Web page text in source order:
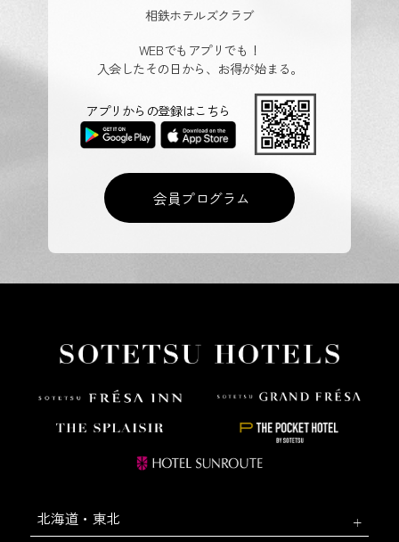
相鉄ホテルズクラブ
WEBでもアプリでも！
入会したその日から、お得が始まる。
会員プログラム
アプリからの登録はこちら
北海道・東北